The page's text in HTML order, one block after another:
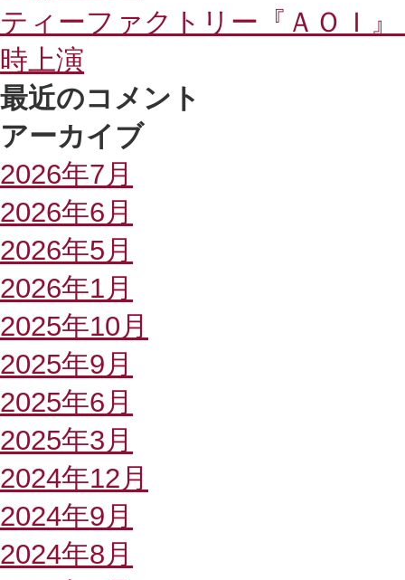
ティーファクトリー『ＡＯＩ
時上演
最近のコメント
アーカイブ
2026年7月
2026年6月
2026年5月
2026年1月
2025年10月
2025年9月
2025年6月
2025年3月
2024年12月
2024年9月
2024年8月